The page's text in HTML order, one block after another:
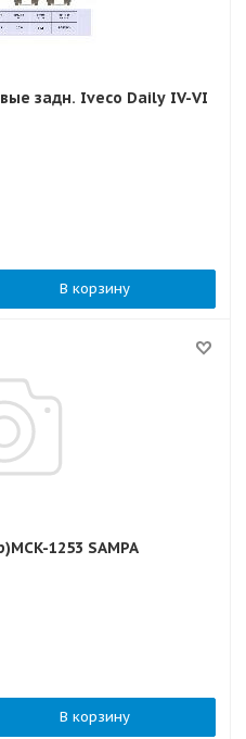
задн. Iveco Daily IV-VI
В корзину
1253 SAMPA
В корзину